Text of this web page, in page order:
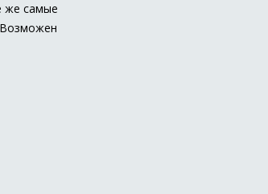
же самые
Возможен